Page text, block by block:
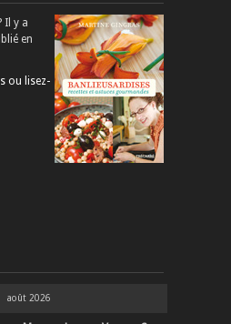
Il y a
en
ou lisez-
août 2026